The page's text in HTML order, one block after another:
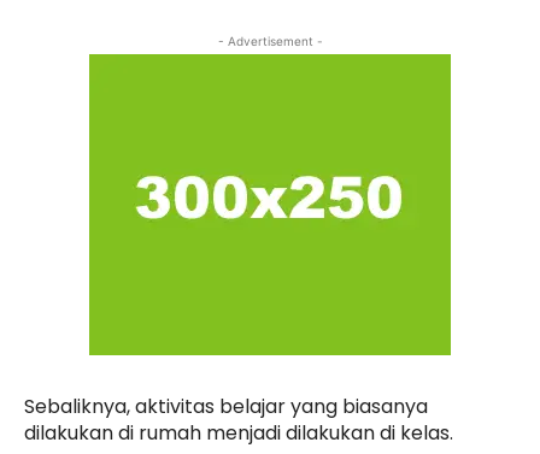
- Advertisement -
Sebaliknya, aktivitas belajar yang biasanya
dilakukan di rumah menjadi dilakukan di kelas.